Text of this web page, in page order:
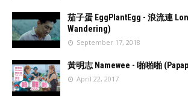
'data:post.fea
turedImage
resizeImage
100'
'data:post.fea
turedImage
resizeImage
100'
茄子蛋 EggPlantEgg - 浪流連
Wandering)
September 17, 2018
黃明志 Namewee - 啪啪啪
April 22, 2017